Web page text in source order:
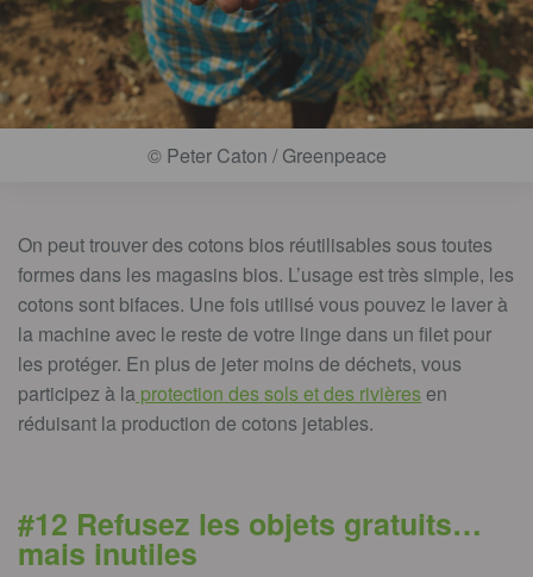
© Peter Caton / Greenpeace
On peut trouver des cotons bios réutilisables sous toutes
formes dans les magasins bios. L’usage est très simple, les
cotons sont bifaces. Une fois utilisé vous pouvez le laver à
la machine avec le reste de votre linge dans un filet pour
les protéger. En plus de jeter moins de déchets, vous
participez à la protection des sols et des rivièresen
réduisant la production de cotons jetables.
#12 Refusez les objets gratuits…
mais inutiles